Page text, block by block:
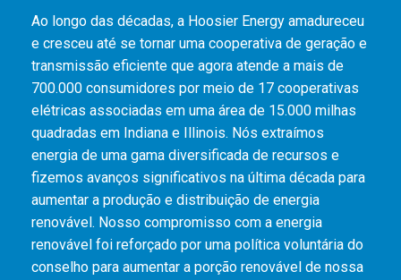
Ao longo das décadas, a Hoosier Energy amadureceu
e cresceu até se tornar uma cooperativa de geração e
transmissão eficiente que agora atende a mais de
700.000 consumidores por meio de 17 cooperativas
elétricas associadas em uma área de 15.000 milhas
quadradas em Indiana e Illinois. Nós extraímos
energia de uma gama diversificada de recursos e
fizemos avanços significativos na última década para
aumentar a produção e distribuição de energia
renovável. Nosso compromisso com a energia
renovável foi reforçado por uma política voluntária do
conselho para aumentar a porção renovável de nossa